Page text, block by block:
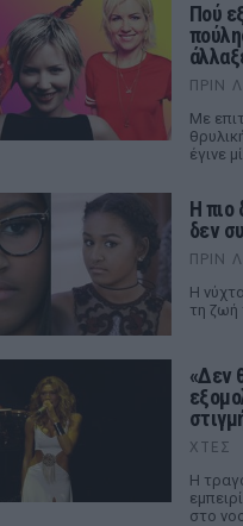
Πού
ΠΡΙΝ
Με
έγινε
Η πιο
δεν
ΠΡΙΝ
Η
τη ζωή
«Δεν
ΧΤΕΣ
Η
στο